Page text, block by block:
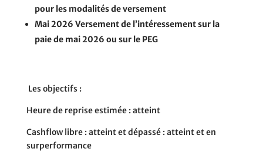
pour les modalités de versement
Mai 2026 Versement de l’intéressement sur la
paie de mai 2026 ou sur le PEG
Les objectifs :
Heure de reprise estimée :atteint
Cashfowlibre :atteint et dépassé :atteint et en
surperformance